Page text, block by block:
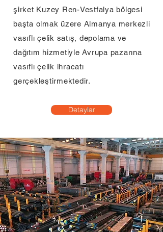
şirket Kuzey Ren-Vestfalya bölgesi
başta olmak üzere Almanya merkezli
vasıflı çelik satış, depolama ve
dağıtım hizmetiyle Avrupa pazarına
vasıflı çelik ihracatı
gerçekleştirmektedir.
Detaylar